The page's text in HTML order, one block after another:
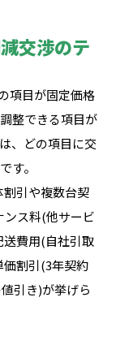
交渉のテ
項目が固定価格
整できる項目が
、どの項目に交
す。
引や複数台契
ンス料(他サービ
送費用(自社引取
価割引(3年契約
引き)が挙げら